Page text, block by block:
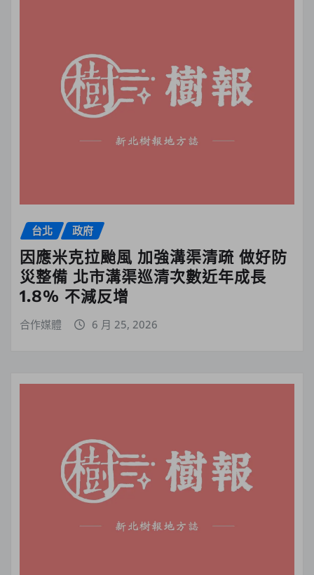
台北 政府
因應米克拉颱風 加強溝渠清疏 做好防
災整備 北市溝渠巡清次數近年成長
1.8% 不減反增
合作媒體 6 月 25, 2026